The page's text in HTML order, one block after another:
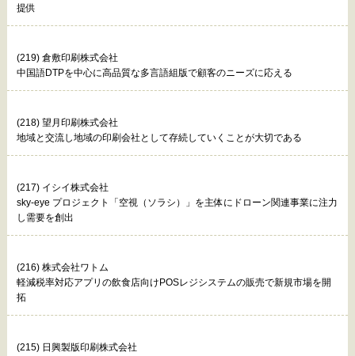
提供
(219) 倉敷印刷株式会社
中国語DTPを中心に高品質な多言語組版で顧客のニーズに応える
(218) 望月印刷株式会社
地域と交流し地域の印刷会社として存続していくことが大切である
(217) イシイ株式会社
sky-eye プロジェクト「空視（ソラシ）」を主体にドローン関連事業に注力
し需要を創出
(216) 株式会社ワトム
軽減税率対応アプリの飲食店向けPOSレジシステムの販売で新規市場を開
拓
(215) 日興製版印刷株式会社